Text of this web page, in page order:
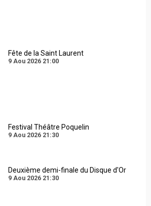
Fête de la Saint Laurent
9 Aou 2026 21:00
Festival Théâtre Poquelin
9 Aou 2026 21:30
Deuxième demi-finale du Disque d'Or
9 Aou 2026 21:30